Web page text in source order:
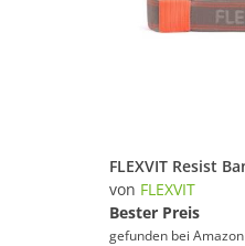
von FLEXVIT
Bester Preis
gefunden bei Amazon